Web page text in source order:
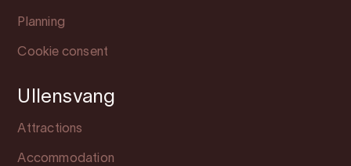
Planning
Cookie consent
Ullensvang
Attractions
Accommodation